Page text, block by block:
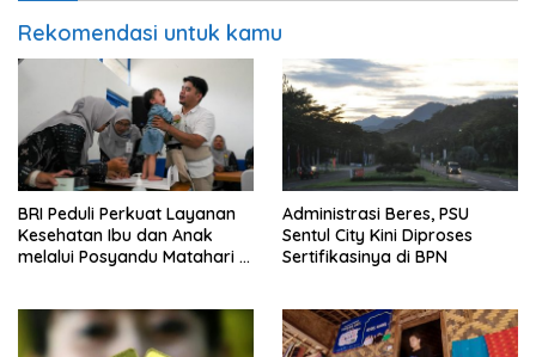
Rekomendasi untuk kamu
BRI Peduli Perkuat Layanan
Kesehatan Ibu dan Anak
melalui Posyandu Matahari di
Administrasi Beres, PSU
Sentul City Kini Diproses
Sertifikasinya di BPN